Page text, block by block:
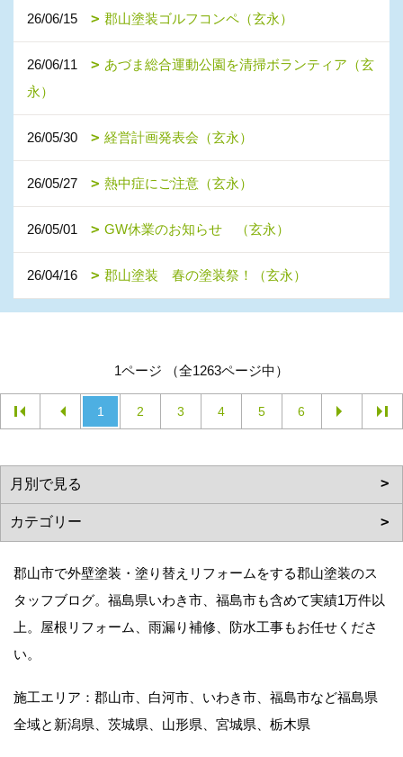
26/06/15 郡山塗装ゴルフコンペ（玄永）
26/06/11
あづま総合運動公園を清掃ボランティア（玄
永）
26/05/30 経営計画発表会（玄永）
26/05/27 熱中症にご注意（玄永）
26/05/01 GW休業のお知らせ （玄永）
26/04/16 郡山塗装 春の塗装祭！（玄永）
1ページ （全1263ページ中）
1 2 3 4 5 6
郡山市で外壁塗装・塗り替えリフォームをする郡山塗装のス
タッフブログ。福島県いわき市、福島市も含めて実績1万件以
上。屋根リフォーム、雨漏り補修、防水工事もお任せくださ
い。
施工エリア：郡山市、白河市、いわき市、福島市など福島県
全域と新潟県、茨城県、山形県、宮城県、栃木県